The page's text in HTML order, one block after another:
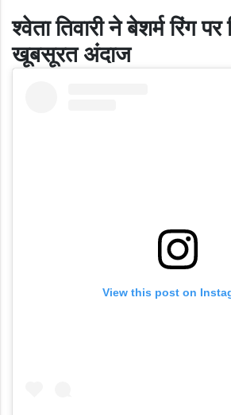
श्वेता तिवारी ने बेशर्म रिंग पर
खूबसूरत अंदाज
View this post on